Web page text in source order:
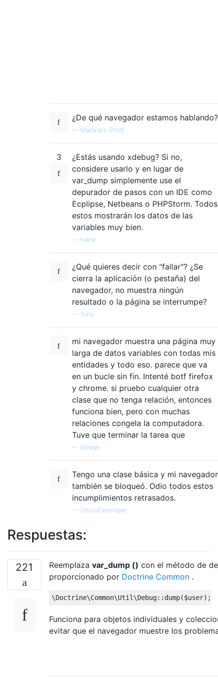
¿De qué navegador estamos hablando?
— Madara's Ghost
3
¿Estás usando xdebug? Si no,
considere usarlo y en lugar de
var_dump simplemente use el
depurador de pasos con un IDE como
Ecplipse, Netbeans o PHPStorm. Todos
estos mostrarán los datos de las
variables muy bien.
hakre
¿Qué quieres decir con "fallar"? ¿Se
cierra la aplicación (o pestaña) del
navegador, no muestra ningún
resultado o la página se interrumpe?
— Yuriy
mi navegador muestra una página muy
larga de datos variables con todas mis
entidades y todo eso. parece que va
en un bucle sin fin. Intenté botf firefox
y chrome. si pruebo cualquier otra
clase que no tenga relación, entonces
funciona bien, pero con muchas
relaciones congela la computadora.
Tuve que terminar la tarea que
— Mirage
Tengo una clase básica y mi navegador
también se bloqueó. Odio todos estos
incumplimientos retrasados.
— ChocoDeveloper
Respuestas:
221 Reemplaza var_dump () con el método de
proporcionado por Doctrine Common .
\Doctrine\Common\Util\Debug:: dump($user);
Funciona para objetos individuales y
evitar que el navegador muestre los